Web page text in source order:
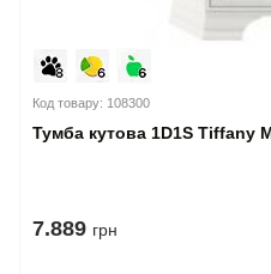
Код товару: 108300
Тумба кутова 1D1S Tiffany
7.889 грн